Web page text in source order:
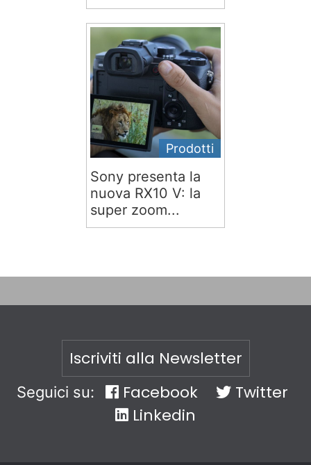
Prodotti
Sony presenta la
nuova RX10 V: la
super zoom...
Iscriviti alla Newsletter
Seguici su: Facebook
Twitter
Linkedin